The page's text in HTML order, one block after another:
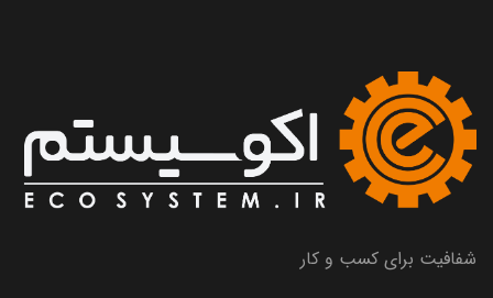
شفافیت برای کسب و کار